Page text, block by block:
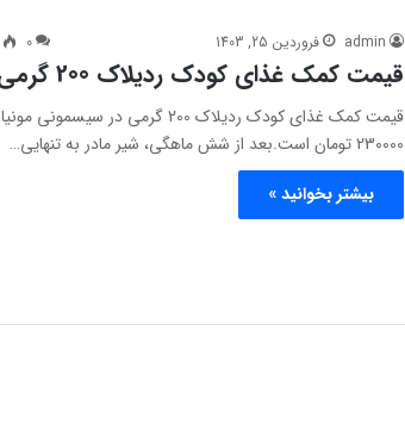
admin فروردین 25, 1403 0
قیمت کمک غذای کودک ردیلاک 200 گرمی
قیمت کمک غذای کودک ردیلاک 200 گرمی در سیسمونی مونیا
230000 تومان است.بعد از شش ماهگی، شیر مادر به تنهایی…
بیشتر بخوانید »